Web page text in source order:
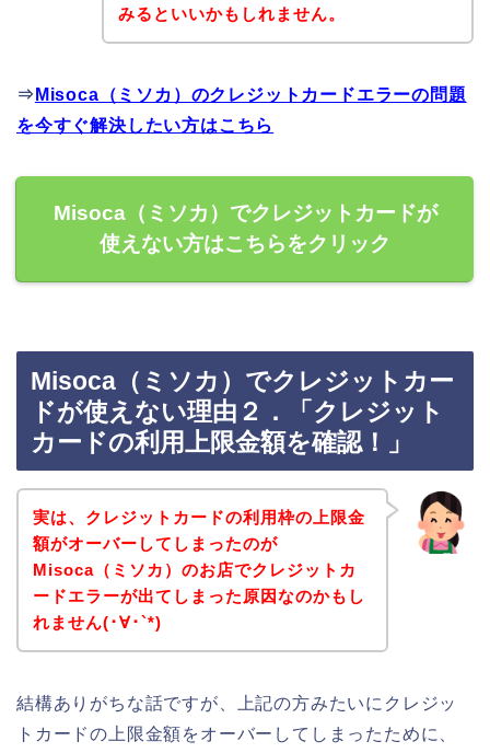
みるといいかもしれません。
⇒ Misoca（ミソカ）のクレジットカードエラーの問題
を今すぐ解決したい方はこちら
Misoca（ミソカ）でクレジットカードが
使えない方はこちらをクリック
Misoca（ミソカ）でクレジットカー
ドが使えない理由２．「クレジット
カードの利用上限金額を確認！」
実は、クレジットカードの利用枠の上限金
額がオーバーしてしまったのが
Misoca（ミソカ）のお店でクレジットカ
ードエラーが出てしまった原因なのかもし
れません(･∀･`*)
結構ありがちな話ですが、上記の方みたいにクレジッ
トカードの上限金額をオーバーしてしまったために、